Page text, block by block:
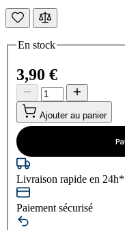
En stock
3,90 €
Ajouter au panier
Livraison rapide en 24h*
Paiement sécurisé